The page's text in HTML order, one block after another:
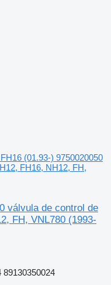
(01.93-) 9750020050
FH16, NH12, FH,
válvula de control de
FH, VNL780 (1993-
89130350024